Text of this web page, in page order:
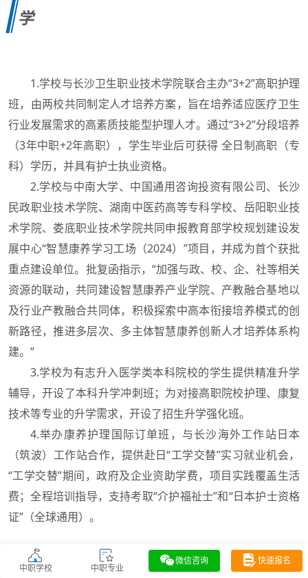
学
1.学校与长沙卫生职业技术学院联合主办“3+2”高职护理
班，由两校共同制定人才培养方案，旨在培养适应医疗卫生
行业发展需求的高素质技能型护理人才。通过“3+2”分段培养
（3年中职+2年高职），学生毕业后可获得 全日制高职（专
科）学历，并具有护士执业资格。
2.学校与中南大学、中国通用咨询投资有限公司、长沙
民政职业技术学院、湖南中医药高等专科学校、岳阳职业技
术学院、娄底职业技术学院共同申报教育部学校规划建设发
展中心“智慧康养学习工场（2024）”项目，并成为首个获批
重点建设单位。批复函指示，“加强与政、校、企、社等相关
资源的联动，共同建设智慧康养产业学院、产教融合基地以
及行业产教融合共同体，积极探索中高本衔接培养模式的创
新路径，推进多层次、多主体智慧康养创新人才培养体系构
建。”
3.学校为有志升入医学类本科院校的学生提供精准升学
辅导，开设了本科升学冲刺班；为对接高职院校护理、康复
技术等专业的升学需求，开设了招生升学强化班。
4.举办康养护理国际订单班，与长沙海外工作站日本
（筑波）工作站合作，提供赴日“工学交替”实习就业机会，
“工学交替”期间，政府及企业资助学费，项目实践覆盖生活
费；全程培训指导，支持考取“介护福祉士”和“日本护士资格
证”（全球通用）。
中职学校 中职专业
微信咨询 快速报名